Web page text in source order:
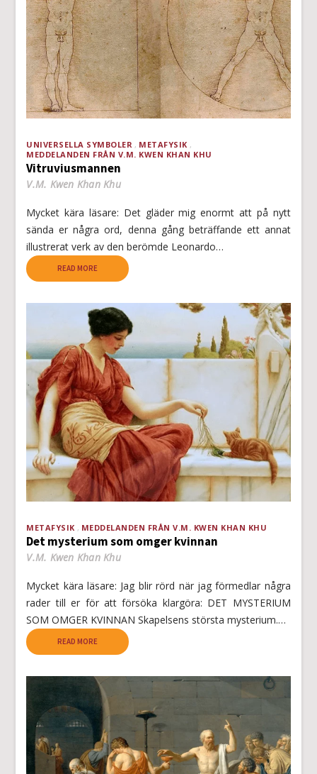
UNIVERSELLA SYMBOLER
METAFYSIK
MEDDELANDEN FRÅN V.M. KWEN KHAN KHU
Vitruviusmannen
V.M. Kwen Khan Khu
Mycket kära läsare: Det gläder mig enormt att på nytt
sända er några ord, denna gång beträffande ett annat
illustrerat verk av den berömde Leonardo…
READ MORE
METAFYSIK MEDDELANDEN FRÅN V.M. KWEN KHAN KHU
Det mysterium som omger kvinnan
V.M. Kwen Khan Khu
Mycket kära läsare: Jag blir rörd när jag förmedlar några
rader till er för att försöka klargöra: DET MYSTERIUM
SOM OMGER KVINNAN Skapelsens största mysterium.…
READ MORE